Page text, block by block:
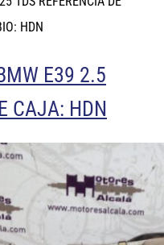
HDN
E39 2.5
CAJA: HDN